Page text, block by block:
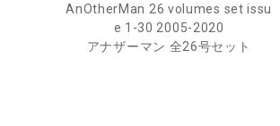
AnOtherMan 26 volumes set issu
e 1-30 2005-2020
アナザーマン 全26号セット